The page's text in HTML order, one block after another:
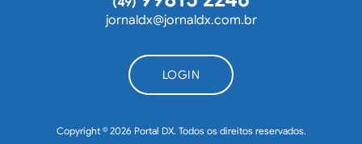
jornaldx@jornaldx.com.br
LOGIN
Copyright © 2026 Portal DX. Todos os direitos reservados.